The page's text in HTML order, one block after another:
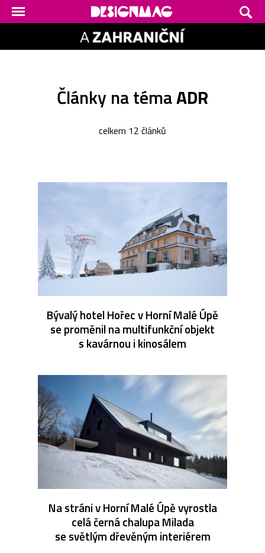
Články na témaADR
celkem 12 článků
Bývalý hotel Hořec v Horní Malé Úpě
se proměnil na multifunkční objekt
s kavárnou i kinosálem
Na stráni v Horní Malé Úpě vyrostla
celá černá chalupa Milada
se světlým dřevěným interiérem